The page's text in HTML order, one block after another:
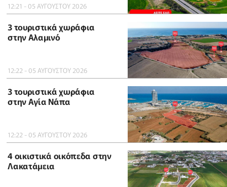
12:21 - 05 ΑΥΓΟΥΣΤΟΥ 2026
3 τουριστικά χωράφια
στην Αλαμινό
12:22 - 05 ΑΥΓΟΥΣΤΟΥ 2026
3 τουριστικά χωράφια
στην Αγία Νάπα
12:22 - 05 ΑΥΓΟΥΣΤΟΥ 2026
4 οικιστικά οικόπεδα στην
Λακατάμεια